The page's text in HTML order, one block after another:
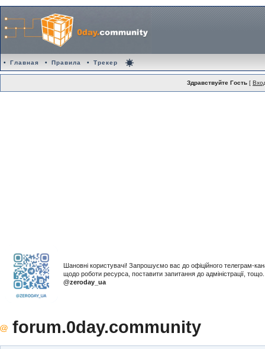
• Главная • Правила • Трекер
Здравствуйте Гость [
Шановні користувачі! Запрошуємо вас до офіційного телеграм-
щодо роботи ресурса, поставити запитання до адміністрації,
@zeroday_ua
forum.0day.community